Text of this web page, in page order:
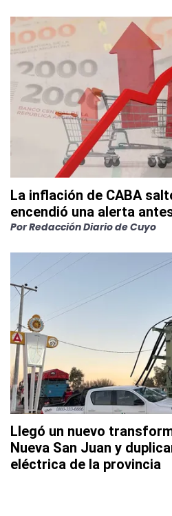
La inflación de CABA
encendió una alerta
PorRedacción Diario de Cuyo
Llegó un nuevo
Nueva San Juan y
eléctrica de la provincia